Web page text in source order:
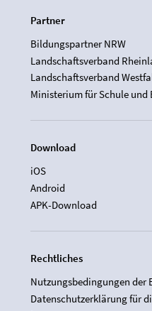
Partner
Bildungspartner NRW
Landschaftsverband
Landschaftsverband
Ministerium für Schule und
Download
iOS
Android
APK-Download
Rechtliches
Nutzungsbedingungen der
Datenschutzerklärung für